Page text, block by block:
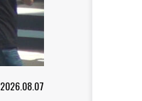
2026.08.07